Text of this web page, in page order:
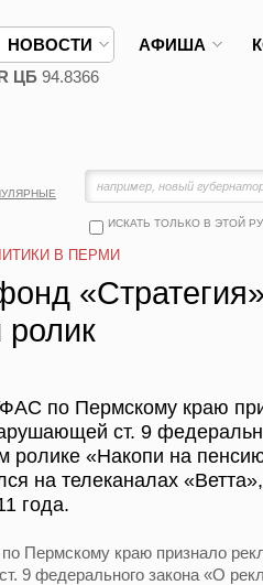
НОВОСТИ АФИША
ЦБ 94.8366
ИСКАТЬ ТОЛЬКО В ЭТОЙ
В ПЕРМИ
по Пермскому краю
ст. 9
ролике «Накопи на
на телеканалах
года.
Пермскому краю признало
9 федерального закона «О